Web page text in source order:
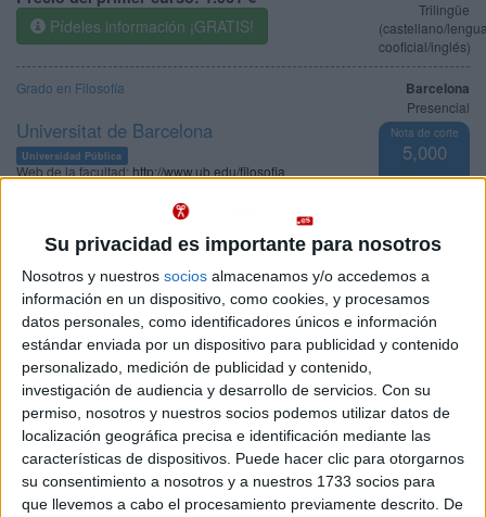
Su privacidad es importante para nosotros
Nosotros y nuestros socios almacenamos y/o accedemos a
información en un dispositivo, como cookies, y procesamos
datos personales, como identificadores únicos e información
estándar enviada por un dispositivo para publicidad y contenido
personalizado, medición de publicidad y contenido,
investigación de audiencia y desarrollo de servicios. Con su
permiso, nosotros y nuestros socios podemos utilizar datos de
localización geográfica precisa e identificación mediante las
características de dispositivos. Puede hacer clic para otorgarnos
su consentimiento a nosotros y a nuestros 1733 socios para
que llevemos a cabo el procesamiento previamente descrito. De
Trilingüe
(castellano/
cooficial/inglés)
Pídeles información ¡GRATIS!
Barcelona
Presencial
Nota de corte
5,000
Lengua
Grado en Filosofía
Universitat de Barcelona
Universidad Pública
Web de la facultad: http://www.ub.edu/filosofia
Precio del primer curso:
Pídeles información ¡GRATIS!
Barcelona
Presencial
Nota de corte
Idioma de
enseñanza:
Bilingüe
(castellano/
cooficial)
Grado en Filosofía
Universitat Autònoma de Barcelona
Universidad Pública
Web de la facultad: http://www.uab.es/lletres
Duración:
Precio del primer curso:1.061 €
Pídeles información ¡GRATIS!